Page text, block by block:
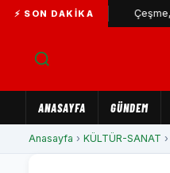
⚡ SON DAKIKA
büyüyor... Çeşme,
ANASAYFA GÜNDEM
Anasayfa › KÜLTÜR-SANAT